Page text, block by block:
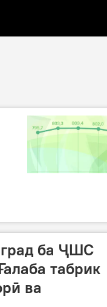
ба ҶШС
табрик
ва